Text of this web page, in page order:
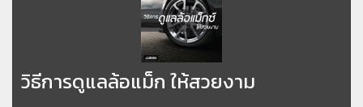
วิธีการดูแลล้อแม็ก ให้สวยงาม